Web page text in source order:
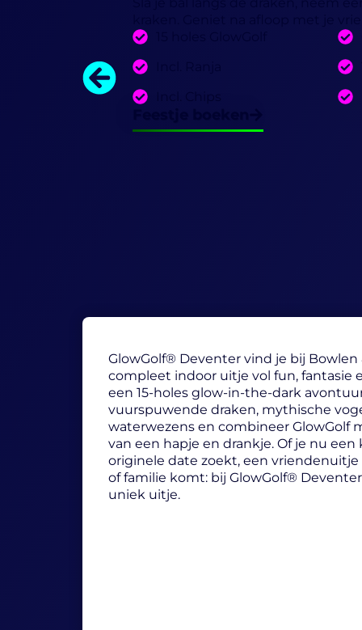
Incl. Chips
GlowGolf® Deventer vind je bij Bowlen
compleet indoor uitje vol fun, fantasie
een 15-holes glow-in-the-dark
vuurspuwende draken, mythische
waterwezens en combineer GlowGolf
van een hapje en drankje. Of je nu
originele date zoekt, een vriendenuitje
of familie komt: bij GlowGolf®
uniek uitje.